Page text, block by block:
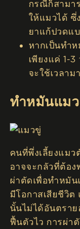
กรณีก็สามา
ให้แมวได้ ซึ่
ยาแก้ปวดแ
หากเป็นทำ
เพียงแค่ 1-
จะใช้เวลาม
ทำหมันแม
คนที่พึ่งเลี้ยงแม
อาจจะกลัวที่ต้อง
ผ่าตัดเพื่อทำหมัน
มีโอกาสเสียชีวิ
นั้นไม่ได้อันตราย
ฟื้นตัวไว การผ่า